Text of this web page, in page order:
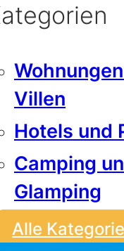
Villen
Hotels und
Camping
Glamping
Alle